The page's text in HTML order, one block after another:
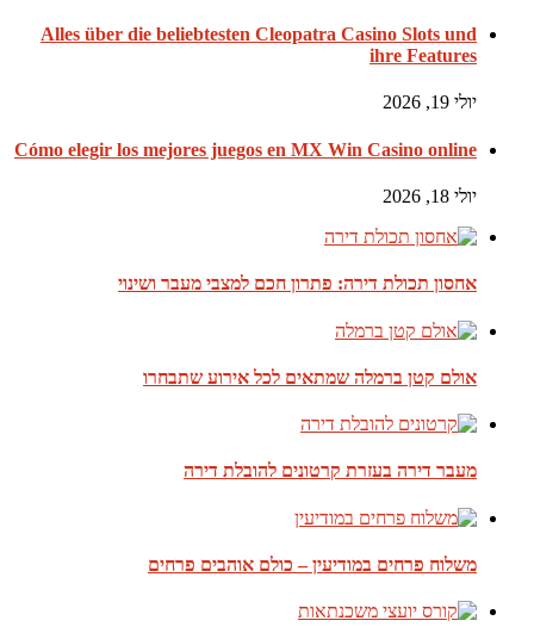
Alles über die beliebtesten Cleopatra Casino Slots und
ihre Features
יולי 19, 2026
Cómo elegir los mejores juegos en MX Win Casino online
יולי 18, 2026
אחסון תכולת דירה: פתרון חכם למצבי מעבר ושינוי
אולם קטן ברמלה שמתאים לכל אירוע שתבחרו
מעבר דירה בעזרת קרטונים להובלת דירה
משלוח פרחים במודיעין – כולם אוהבים פרחים